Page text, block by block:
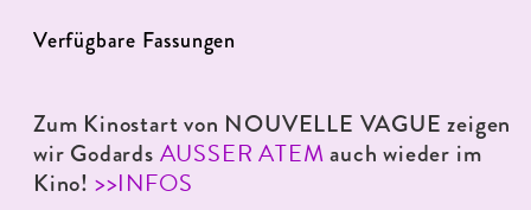
Verfügbare Fassungen
Zum Kinostart von NOUVELLE VAGUE zeigen
wir Godards AUSSER ATEMauch wieder im
Kino! >>INFOS